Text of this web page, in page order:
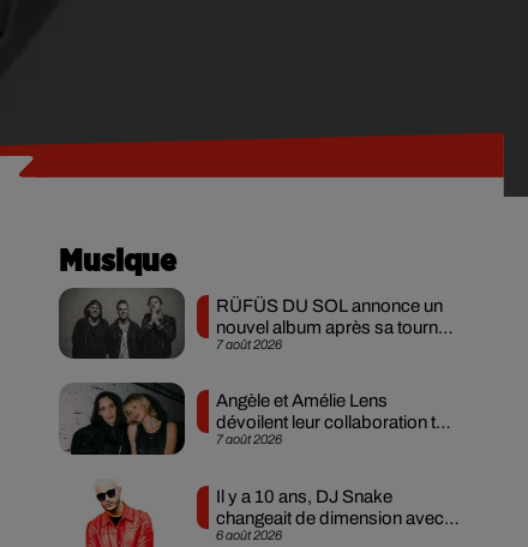
Musique
7 août 2026
RÜFÜS DU SOL annonce un
nouvel album après sa tournée
mondiale
7 août 2026
Angèle et Amélie Lens
dévoilent leur collaboration tant
attendue
6 août 2026
Il y a 10 ans, DJ Snake
changeait de dimension avec
son premier...